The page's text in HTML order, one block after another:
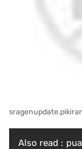
Also read :